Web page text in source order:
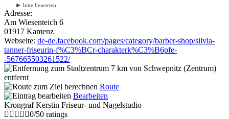
► bitte bewerten
Adresse:
Am Wiesenteich 6
01917 Kamenz
Webseite: de-de.facebook.com/pages/category/barber-shop/silvia-
tanner-friseurin-f%C3%BCr-charakterk%C3%B6pfe-
-567665503261522/
7 km von Schwepnitz (Zentrum)
entfernt
Route
Bearbeiten
Krongraf Kerstin Friseur- und Nagelstudio
0/50 ratings